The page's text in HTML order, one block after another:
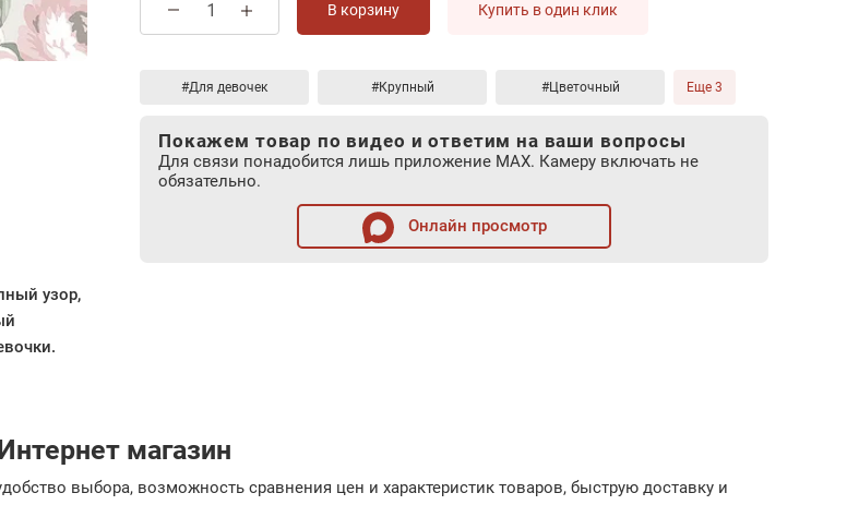
узор,
В корзину Купить в один клик
#Для девочек #Крупный #Цветочный Еще 3
Покажем товар по видео и ответим на ваши вопросы
Для связи понадобится лишь приложение MAX. Камеру включать не
обязательно.
Онлайн просмотр
магазин
выбора, возможность сравнения цен и характеристик товаров, быструю доставку и